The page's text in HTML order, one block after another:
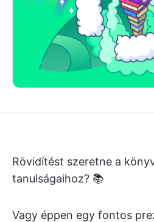
Rövidítést szeretne a
tanulságaihoz? 📚
Vagy éppen egy fontos